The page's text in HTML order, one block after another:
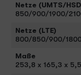
Netze (UMTS/
850/900/1900/
Netze (LTE)
800/850/900/
Maße
253,8 x 165,3 x